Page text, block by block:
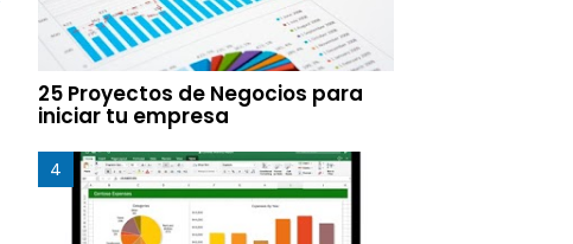
25 Proyectos de Negocios para
iniciar tu empresa